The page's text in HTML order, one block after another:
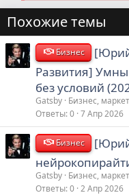
Похожие темы
Бизнес
Развития]
без условий
Gatsby Бизнес,
Ответы 0 7 Апр 2026
Бизнес
Gatsby Бизнес,
Ответы 0 2 Апр 2026